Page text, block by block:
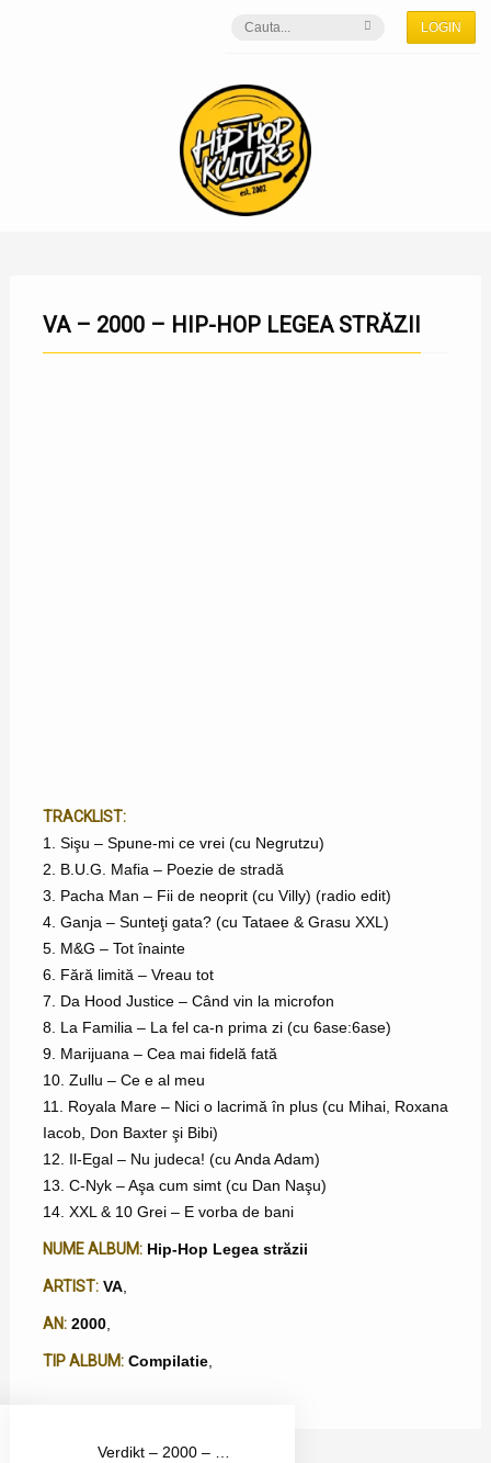
LOGIN
VA – 2000 – HIP-HOP LEGEA STRĂZII
TRACKLIST:
1. Sişu – Spune-mi ce vrei (cu Negrutzu)
2. B.U.G. Mafia – Poezie de stradă
3. Pacha Man – Fii de neoprit (cu Villy) (radio edit)
4. Ganja – Sunteţi gata? (cu Tataee & Grasu XXL)
5. M&G – Tot înainte
6. Fără limită – Vreau tot
7. Da Hood Justice – Când vin la microfon
8. La Familia – La fel ca-n prima zi (cu 6ase:6ase)
9. Marijuana – Cea mai fidelă fată
10. Zullu – Ce e al meu
11. Royala Mare – Nici o lacrimă în plus (cu Mihai, Roxana
Iacob, Don Baxter şi Bibi)
12. Il-Egal – Nu judeca! (cu Anda Adam)
13. C-Nyk – Aşa cum simt (cu Dan Naşu)
14. XXL & 10 Grei – E vorba de bani
NUME ALBUM: Hip-Hop Legea străzii
ARTIST: VA,
AN: 2000,
TIP ALBUM: Compilatie,
Verdikt – 2000 – …